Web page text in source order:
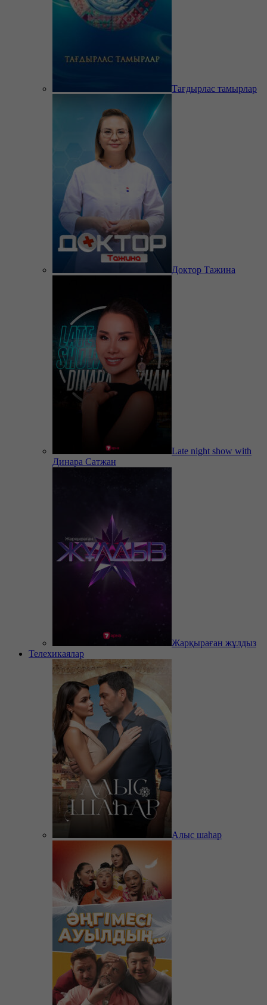
Тағдырлас тамырлар
Доктор Тажина
Late night show with
Динара Сатжан
Жарқыраған жұлдыз
Телехикаялар
Алыс шаһар